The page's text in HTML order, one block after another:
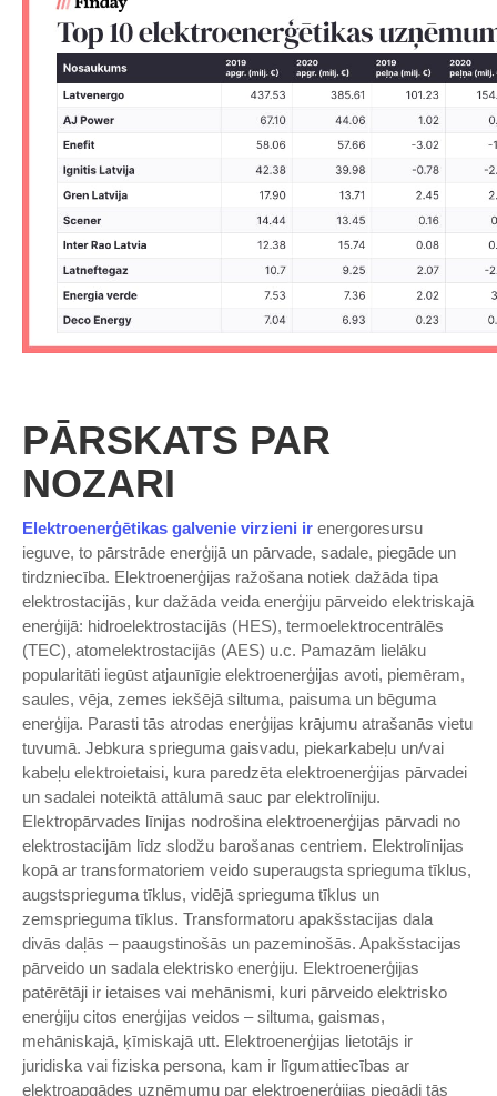
PĀRSKATS PAR
NOZARI
Elektroenerģētikas galvenie virzieni ir energoresursu
ieguve, to pārstrāde enerģijā un pārvade, sadale, piegāde un
tirdzniecība. Elektroenerģijas ražošana notiek dažāda tipa
elektrostacijās, kur dažāda veida enerģiju pārveido elektriskajā
enerģijā: hidroelektrostacijās (HES), termoelektrocentrālēs
(TEC), atomelektrostacijās (AES) u.c. Pamazām lielāku
popularitāti iegūst atjaunīgie elektroenerģijas avoti, piemēram,
saules, vēja, zemes iekšējā siltuma, paisuma un bēguma
enerģija. Parasti tās atrodas enerģijas krājumu atrašanās vietu
tuvumā. Jebkura sprieguma gaisvadu, piekarkabeļu un/vai
kabeļu elektroietaisi, kura paredzēta elektroenerģijas pārvadei
un sadalei noteiktā attālumā sauc par elektrolīniju.
Elektropārvades līnijas nodrošina elektroenerģijas pārvadi no
elektrostacijām līdz slodžu barošanas centriem. Elektrolīnijas
kopā ar transformatoriem veido superaugsta sprieguma tīklus,
augstsprieguma tīklus, vidējā sprieguma tīklus un
zemsprieguma tīklus. Transformatoru apakšstacijas dala
divās daļās – paaugstinošās un pazeminošās. Apakšstacijas
pārveido un sadala elektrisko enerģiju. Elektroenerģijas
patērētāji ir ietaises vai mehānismi, kuri pārveido elektrisko
enerģiju citos enerģijas veidos – siltuma, gaismas,
mehāniskajā, ķīmiskajā utt. Elektroenerģijas lietotājs ir
juridiska vai fiziska persona, kam ir līgumattiecības ar
elektroapgādes uzņēmumu par elektroenerģijas piegādi tās